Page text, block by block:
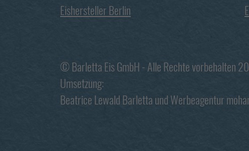
Eishersteller Berlin
© Barletta Eis GmbH - Alle Rechte vorbehalten
Umsetzung:
Beatrice Lewald BarlettaundWerbeagentur